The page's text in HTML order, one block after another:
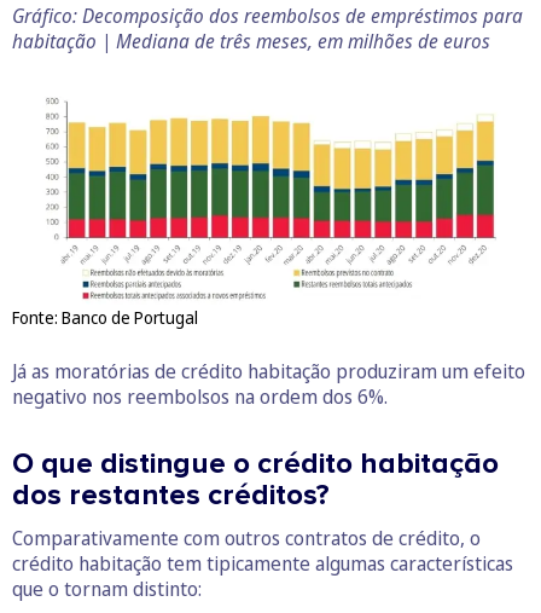
Gráfico: Decomposição dos reembolsos de empréstimos para
habitação | Mediana de três meses, em milhões de euros
Fonte: Banco de Portugal
Já as moratórias de crédito habitação produziram um efeito
negativo nos reembolsos na ordem dos 6%.
O que distingue o crédito habitação
dos restantes créditos?
Comparativamente com outros contratos de crédito, o
crédito habitação tem tipicamente algumas características
que o tornam distinto: